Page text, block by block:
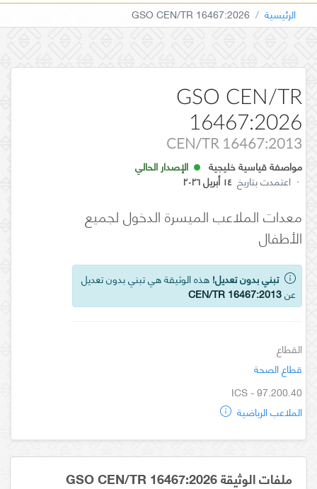
الرئيسية GSO CEN/TR 16467:2026
GSO CEN/TR
16467:2026
CEN/TR 16467:2013
مواصفة قياسية خليجية
الإصدار الحالي
· اعتمدت بتاريخ ١٤ أبريل ٢٠٢٦
معدات الملاعب الميسرة الدخول لجميع
الأطفال
تبني بدون تعديل! هذه الوثيقة هي تبني بدون تعديل
عنCEN/TR 16467:2013
القطاع
قطاع الصحة
ICS - 97.200.40
الملاعب الرياضية
ملفات الوثيقة GSO CEN/TR 16467:2026